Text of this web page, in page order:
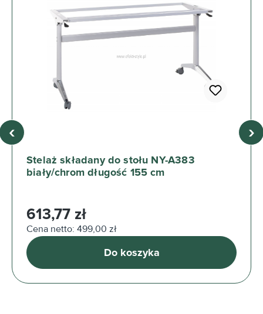
Stelaż składany do stołu NY-A383
biały/chrom długość 155 cm
Cena regularna:
613,77 zł
Cena netto: 499,00 zł
Do koszyka
‹ ›